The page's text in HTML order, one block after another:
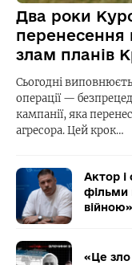
Два роки
перенесення
злам планів
Сьогодні
операції —
кампанії, яка
агресора. Цей крок…
Актор
фільми
війною»
«Це